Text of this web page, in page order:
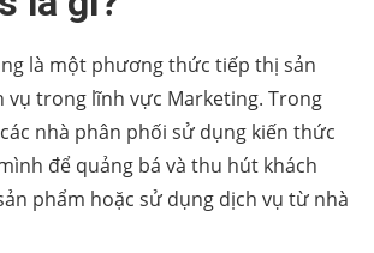
là một phương thức tiếp thị sản
vụ trong lĩnh vực Marketing. Trong
nhà phân phối sử dụng kiến thức
để quảng bá và thu hút khách
phẩm hoặc sử dụng dịch vụ từ nhà